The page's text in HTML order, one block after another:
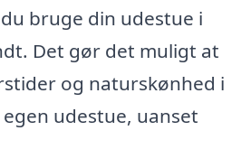
bruge din udestue i
Det gør det muligt at
og naturskønhed i
udestue, uanset